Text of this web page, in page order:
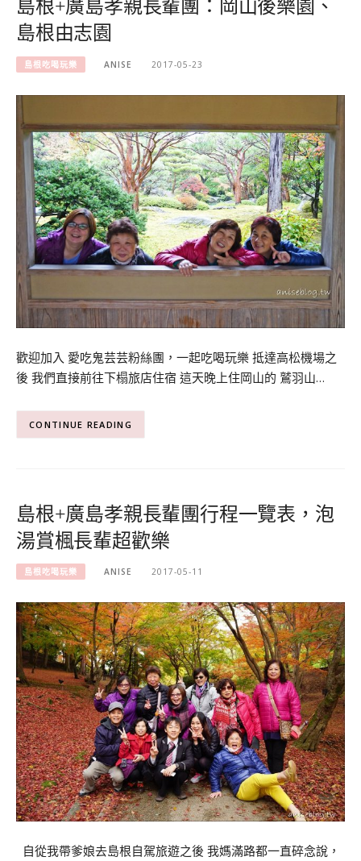
島根+廣島孝親長輩團：岡山後樂園、
島根由志園
島根吃喝玩樂 ANISE 2017-05-23
歡迎加入 愛吃鬼芸芸粉絲團，一起吃喝玩樂 抵達高松機場之
後 我們直接前往下榻旅店住宿 這天晚上住岡山的 鷲羽山…
CONTINUE READING
島根+廣島孝親長輩團行程一覽表，泡
湯賞楓長輩超歡樂
島根吃喝玩樂 ANISE 2017-05-11
自從我帶爹娘去島根自駕旅遊之後 我媽滿路都一直碎念說，